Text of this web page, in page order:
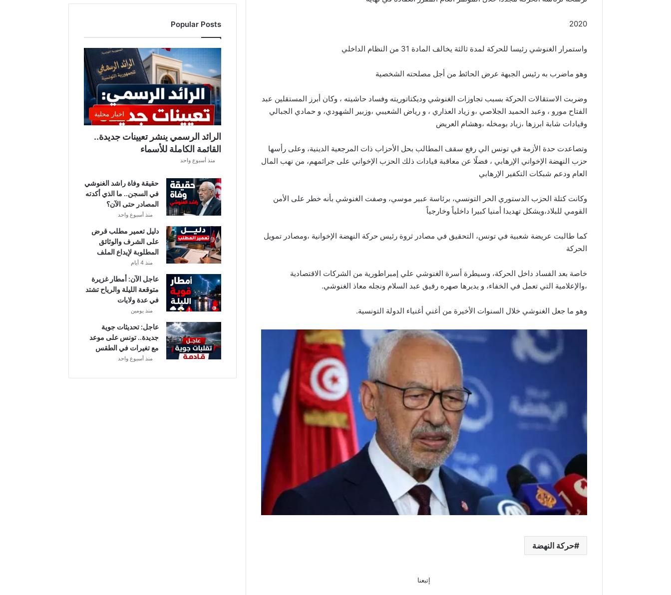
2020
واستمرار الغنوشي رئيسا للحركة لمدة ثالثة يخالف المادة 31 من النظام الداخلي
وهو ماضرب به رئيس الجبهة عرض الحائط من أجل مصلحته الشخصية
وضربت الاستقالات الحركة بسبب تجاوزات الغنوشي وديكتاتوريته وفساد حاشيته ، وكان أبرز المستقلين عبد
الفتاح مورو ، وعبد الحميد الجلاصي ،و زياد العذاري ، و رياض الشعيبي ،وزبير الشهودي، و حمادي الجبالي
وقيادات شابة ابرزها ،زياد بومخله ،وهشام العريض
وتصاعدت حدة الأزمة في تونس الي رفع سقف المطالب بحل الأحزاب ذات المرجعية الدينية، وعلى رأسها
حزب النهضة الإخواني الإرهابي ، فضلًا عن معاقبة قيادات ذلك الحزب الإخواني على جرائمهم، من نهب المال
العام ودعم شبكات التكفير الإرهابي
وكانت كتلة الحزب الدستوري الحر التونسي، برئاسة عبير موسي، وصفت الغنوشي بأنه خطر على الأمن
القومي للبلاد،ويشكل تهديدا أمنيا كبيرا داخلياً وخارجياً
كما طالبت عريضة شعبية في تونس، التحقيق في مصادر ثروة رئيس حركة النهضة الإخوانية ،ومصادر تمويل
الحركة
خاصة بعد الفساد داخل الحركة، وسيطرة أسرة الغنوشي علي إمبراطورية من الشركات الاقتصادية
،والإعلامية التي تعمل في الخفاء، و يديرها صهره رفيق عبد السلام ونجله معاذ الغنوشي.
وهو ما جعل الغنوشي خلال السنوات الأخيرة من أغني أغنياء الدولة التونسية.
حركة النهضة
إتبعنا
ن
د
ي
ا
ف
ر
ي
ق
ي
ب
ل
ع
ة
د
و
ر
ي
أ
ب
ا
ل
إ
ف
ق
ي
ا
Popular Posts
اخبار محلية
الرائد الرسمي ينشر تعيينات جديدة..
القائمة الكاملة للأسماء
منذ أسبوع واحد
حقيقة وفاة راشد الغنوشي
في السجن.. ما الذي أكدته
المصادر حتى الآن؟
منذ أسبوع واحد
دليل تعمير مطلب قرض
على الشرف والوثائق
المطلوبة لإيداع الملف
منذ 4 أيام
عاجل الآن: أمطار غزيرة
متوقعة الليلة والرياح تشتد
في عدة ولايات
منذ يومين
عاجل: تحديثات جوية
جديدة.. تونس على موعد
مع تغيرات في الطقس
منذ أسبوع واحد